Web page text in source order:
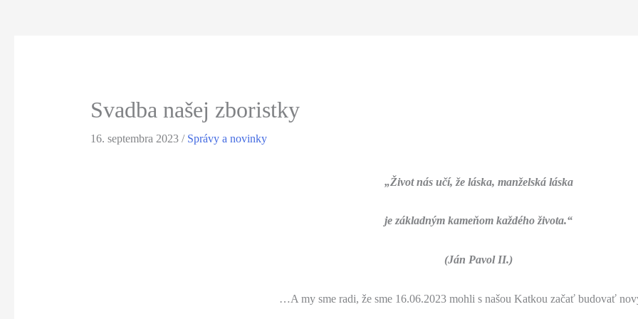
Svadba našej zboristky
16. septembra 2023 / Správy a novinky
„Život nás učí, že láska, manželská láska
je základným kameňom každého života.“
(Ján Pavol II.)
…A my sme radi, že sme 16.06.2023 mohli s našou Katkou začať budovať